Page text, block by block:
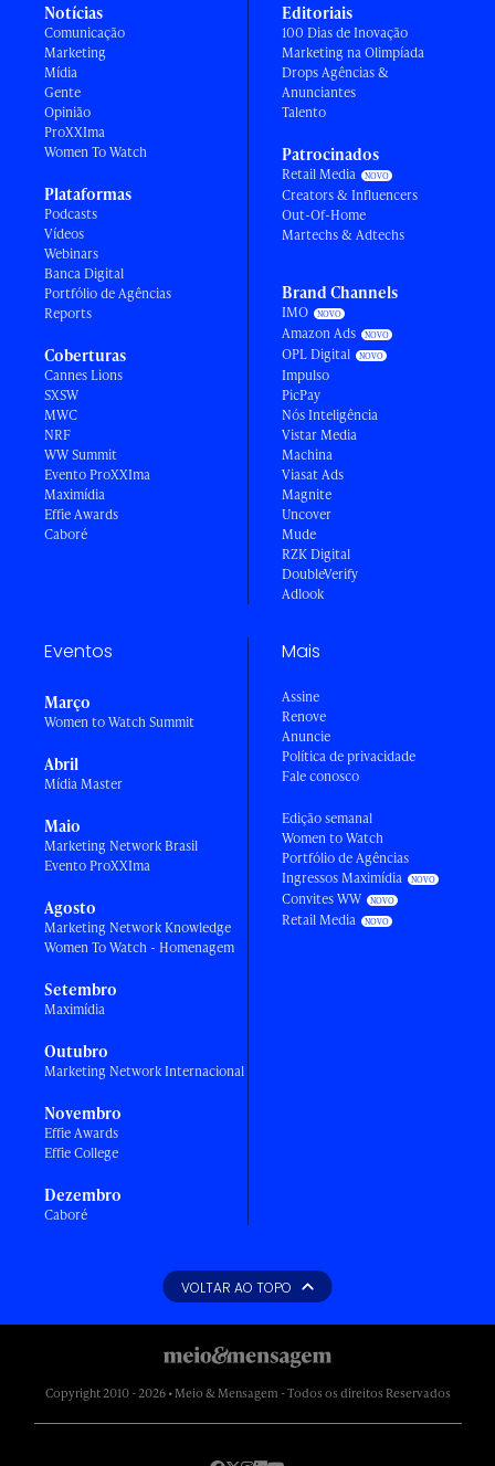
Notícias
Comunicação
Marketing
Mídia
Gente
Opinião
ProXXIma
Women To Watch
Plataformas
Podcasts
Vídeos
Webinars
Banca Digital
Portfólio de Agências
Reports
Coberturas
Cannes Lions
SXSW
MWC
NRF
WW Summit
Evento ProXXIma
Maximídia
Effie Awards
Caboré
Editoriais
100 Dias de Inovação
Marketing na Olimpíada
Drops Agências &
Anunciantes
Talento
Patrocinados
Retail Media
Creators & Influencers
Out-Of-Home
Martechs & Adtechs
Brand Channels
IMO
Amazon Ads
OPL Digital
Impulso
PicPay
Nós Inteligência
Vistar Media
Machina
Viasat Ads
Magnite
Uncover
Mude
RZK Digital
DoubleVerify
Adlook
Eventos
Março
Women to Watch Summit
Abril
Mídia Master
Maio
Marketing Network Brasil
Evento ProXXIma
Agosto
Marketing Network Knowledge
Women To Watch - Homenagem
Setembro
Maximídia
Outubro
Marketing Network Internacional
Novembro
Effie Awards
Effie College
Dezembro
Caboré
Mais
Assine
Renove
Anuncie
Política de privacidade
Fale conosco
Edição semanal
Women to Watch
Portfólio de Agências
Ingressos Maximídia
Convites WW
Retail Media
VOLTAR AO TOPO
Copyright 2010 - 2026 • Meio & Mensagem - Todos os direitos Reservados